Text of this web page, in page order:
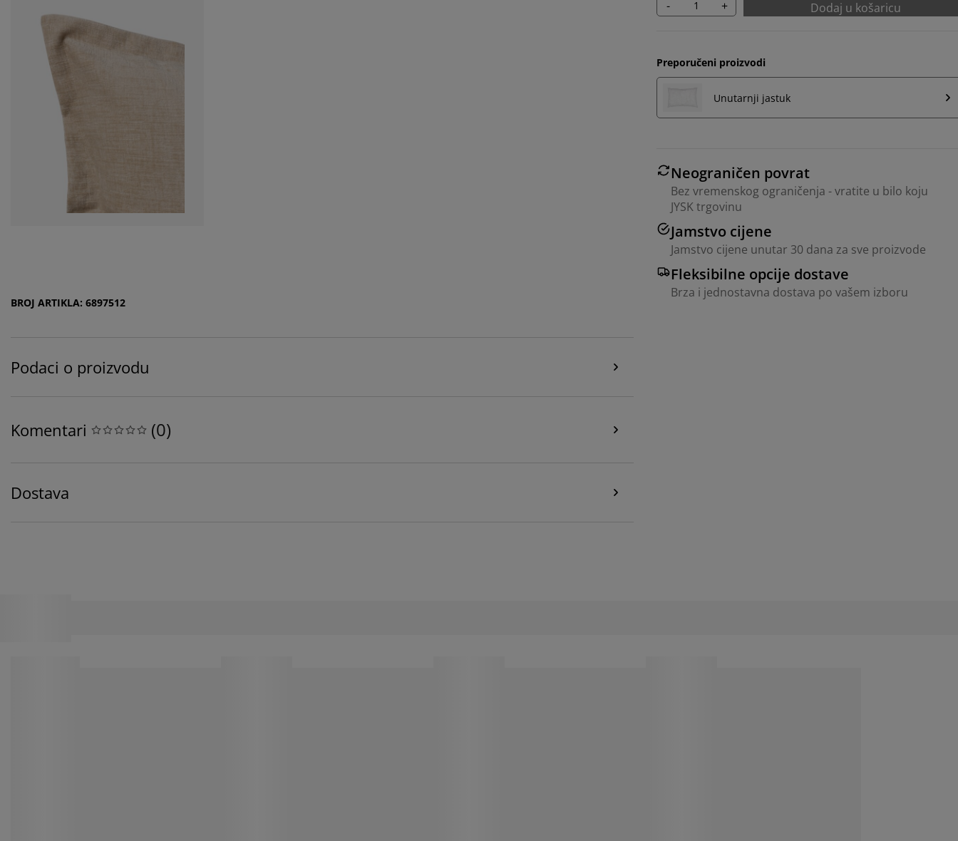
- + Dodaj u košaricu
Preporučeni proizvodi
Unutarnji jastuk
Neograničen povrat
Bez vremenskog ograničenja - vratite u bilo koju
JYSK trgovinu
Jamstvo cijene
Jamstvo cijene unutar 30 dana za sve proizvode
Fleksibilne opcije dostave
Brza i jednostavna dostava po vašem izboru
BROJ ARTIKLA: 6897512
Podaci o proizvodu
Komentari (0)
Dostava